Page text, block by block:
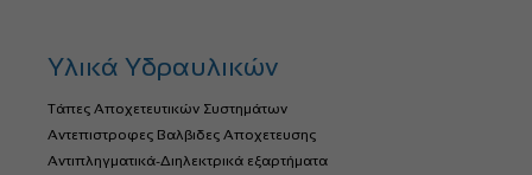
Υλικά Υδραυλικών
Τάπες Αποχετευτικών Συστημάτων
Αντεπιστροφες Βαλβιδες Αποχετευσης
Αντιπληγματικά-Διηλεκτρικά εξαρτήματα